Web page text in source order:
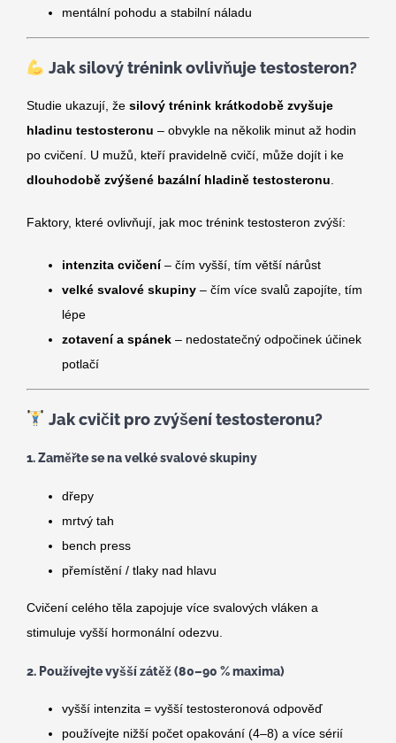
mentální pohodu a stabilní náladu
Jak silový trénink ovlivňuje testosteron?
Studie ukazují, že silový trénink krátkodobě zvyšuje
hladinu testosteronu – obvykle na několik minut až hodin
po cvičení. U mužů, kteří pravidelně cvičí, může dojít i ke
dlouhodobě zvýšené bazální hladině testosteronu
Faktory, které ovlivňují, jak moc trénink testosteron zvýší:
intenzita cvičení– čím vyšší, tím větší nárůst
velké svalové skupiny – čím více svalů zapojíte, tím
lépe
zotavení a spánek – nedostatečný odpočinek účinek
potlačí
Jak cvičit pro zvýšení testosteronu?
1. Zaměřte se na velké svalové skupiny
dřepy
mrtvý tah
bench press
přemístění / tlaky nad hlavu
Cvičení celého těla zapojuje více svalových vláken a
stimuluje vyšší hormonální odezvu.
2. Používejte vyšší zátěž (80–90 % maxima)
vyšší intenzita = vyšší testosteronová odpověď
používejte nižší počet opakování (4–8) a více sérií